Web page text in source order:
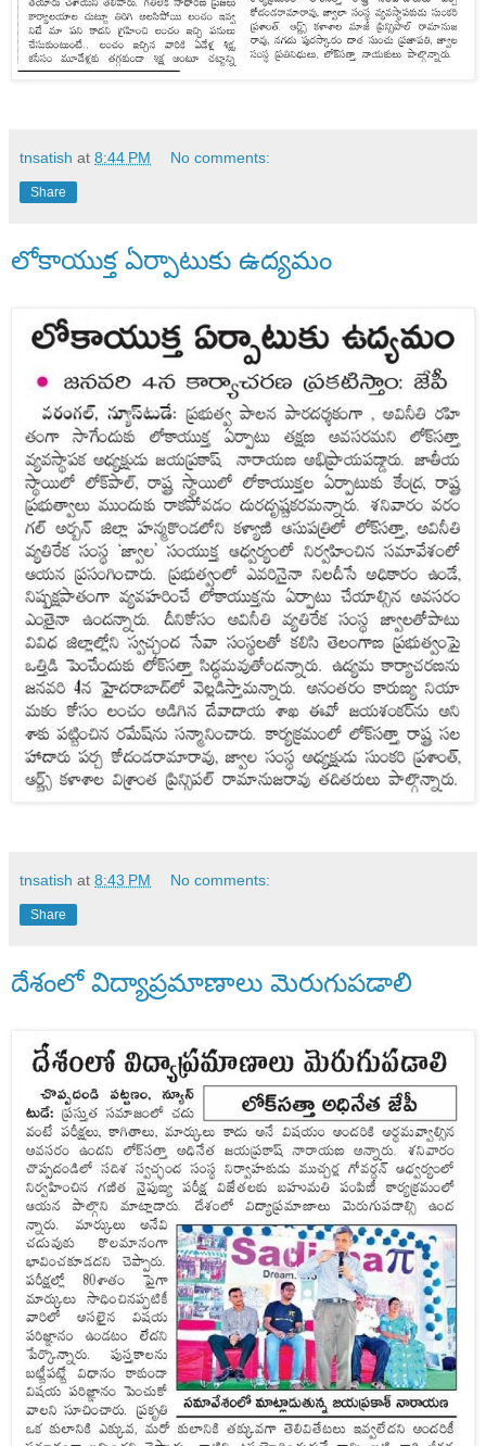
tnsatish at 8:44 PM No comments:
Share
లోకాయుక్త ఏర్పాటుకు ఉద్యమం
tnsatish at 8:43 PM No comments:
Share
దేశంలో విద్యాప్రమాణాలు మెరుగుపడాలి